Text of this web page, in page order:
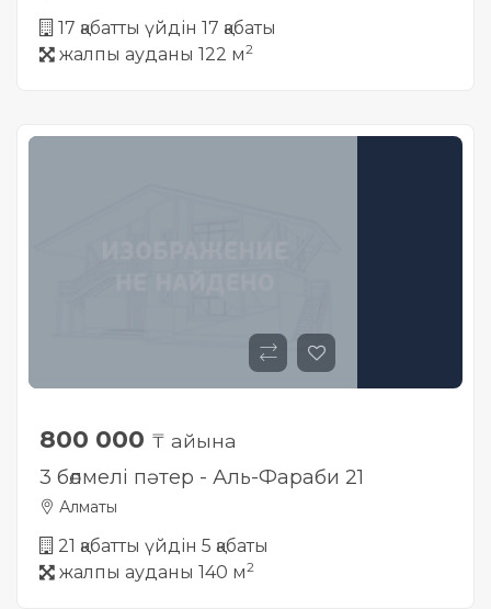
17 қабатты үйдін 17 қабаты
жалпы ауданы 122 м2
800 000 ₸ айына
3 бөлмелі пәтер - Аль-Фараби 21
Алматы
21 қабатты үйдін 5 қабаты
жалпы ауданы 140 м2